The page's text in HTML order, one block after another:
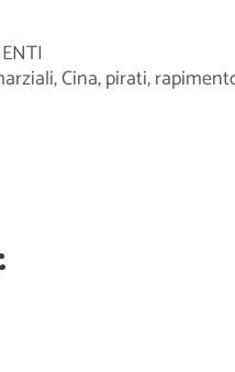
,Cina,pirati,